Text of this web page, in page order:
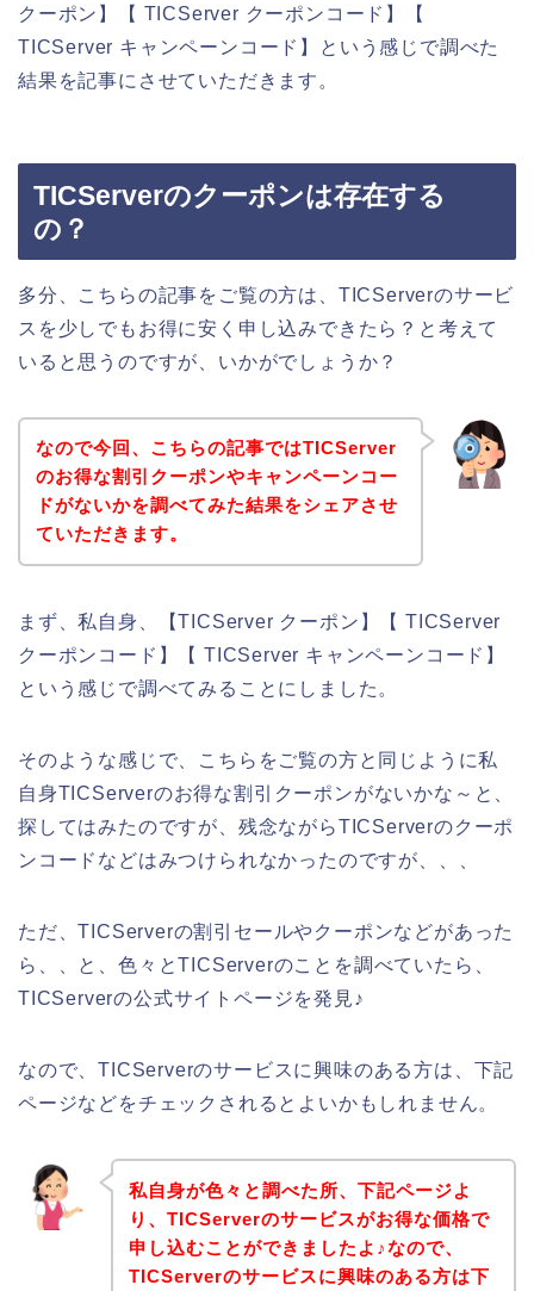
クーポン】【 TICServer クーポンコード】【
TICServer キャンペーンコード】という感じで調べた
結果を記事にさせていただきます。
TICServerのクーポンは存在する
の？
多分、こちらの記事をご覧の方は、TICServerのサービ
スを少しでもお得に安く申し込みできたら？と考えて
いると思うのですが、いかがでしょうか？
なので今回、こちらの記事ではTICServer
のお得な割引クーポンやキャンペーンコー
ドがないかを調べてみた結果をシェアさせ
ていただきます。
まず、私自身、【TICServer クーポン】【 TICServer
クーポンコード】【 TICServer キャンペーンコード】
という感じで調べてみることにしました。
そのような感じで、こちらをご覧の方と同じように私
自身TICServerのお得な割引クーポンがないかな～と、
探してはみたのですが、残念ながらTICServerのクーポ
ンコードなどはみつけられなかったのですが、、、
ただ、TICServerの割引セールやクーポンなどがあった
ら、、と、色々とTICServerのことを調べていたら、
TICServerの公式サイトページを発見♪
なので、TICServerのサービスに興味のある方は、下記
ページなどをチェックされるとよいかもしれません。
私自身が色々と調べた所、下記ページよ
り、TICServerのサービスがお得な価格で
申し込むことができましたよ♪なので、
TICServerのサービスに興味のある方は下